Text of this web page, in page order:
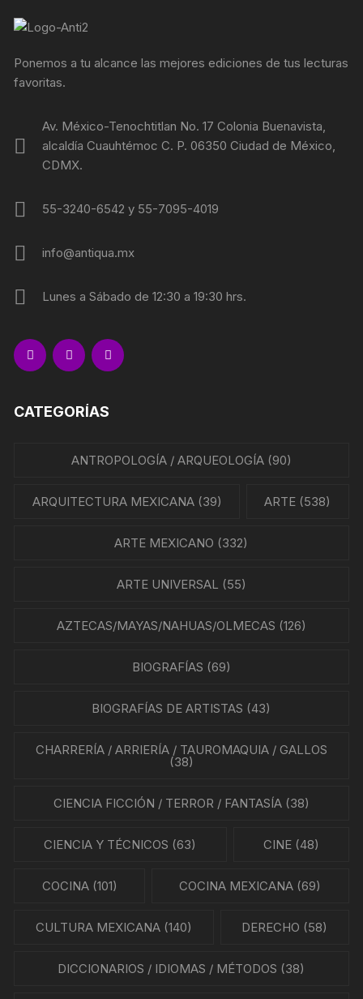
Ponemos a tu alcance las mejores ediciones de tus lecturas
favoritas.
Av. México-Tenochtitlan No. 17 Colonia Buenavista,
alcaldía Cuauhtémoc C. P. 06350 Ciudad de México,
CDMX.
55-3240-6542 y 55-7095-4019
info@antiqua.mx
Lunes a Sábado de 12:30 a 19:30 hrs.
CATEGORÍAS
ANTROPOLOGÍA / ARQUEOLOGÍA(90)
ARQUITECTURA MEXICANA(39) ARTE (538)
ARTE MEXICANO (332)
ARTE UNIVERSAL (55)
AZTECAS/MAYAS/NAHUAS/OLMECAS (126)
BIOGRAFÍAS (69)
BIOGRAFÍAS DE ARTISTAS (43)
CHARRERÍA / ARRIERÍA / TAUROMAQUIA / GALLOS
(38)
CIENCIA FICCIÓN / TERROR / FANTASÍA(38)
CIENCIA Y TÉCNICOS (63) CINE(48)
COCINA(101) COCINA MEXICANA (69)
CULTURA MEXICANA(140) DERECHO (58)
DICCIONARIOS / IDIOMAS / MÉTODOS (38)